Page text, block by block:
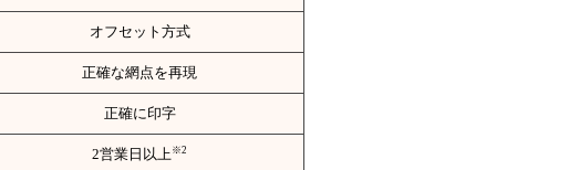
オフセット方式
正確な網点を再現
正確に印字
2営業日以上※2